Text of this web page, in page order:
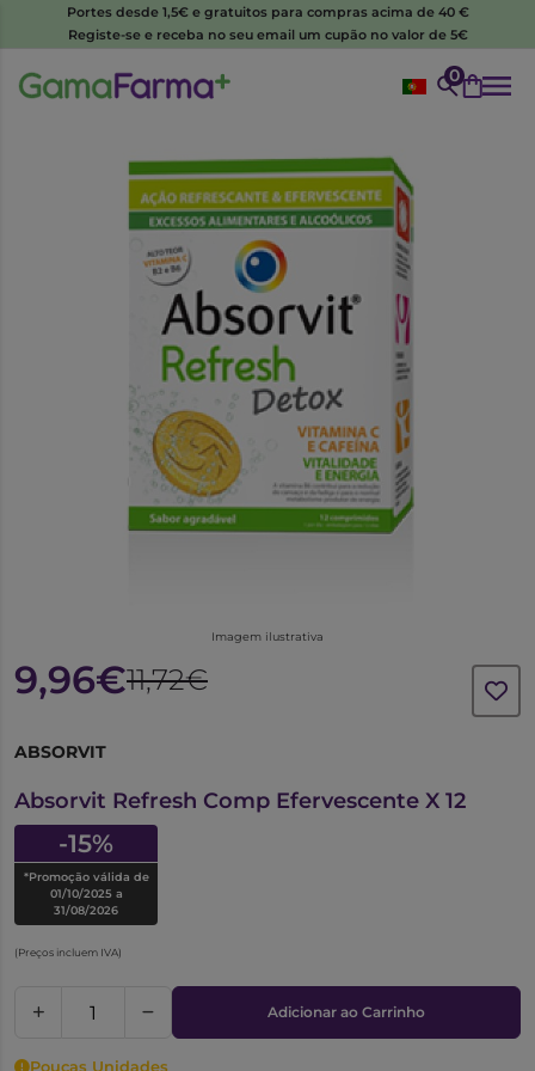
Portes desde 1,5€ e gratuitos para compras acima de 40 €
Registe-se e receba no seu email um cupão no valor de 5€
0
Imagem ilustrativa
9,96€11,72€
ABSORVIT
Absorvit Refresh Comp Efervescente X 12
-15%
*Promoção válida de
01/10/2025 a
31/08/2026
(Preços incluem IVA)
Adicionar ao Carrinho
Poucas Unidades